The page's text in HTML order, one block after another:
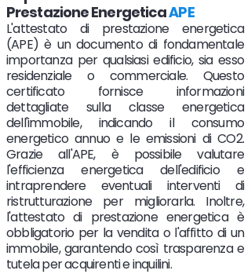
Prestazione EnergeticaAPE
L'attestato di prestazione energetica
(APE) è un documento di fondamentale
importanza per qualsiasi edificio, sia esso
residenziale o commerciale. Questo
certificato fornisce informazioni
dettagliate sulla classe energetica
dell'immobile, indicando il consumo
energetico annuo e le emissioni di CO2.
Grazie all'APE, è possibile valutare
l'efficienza energetica dell'edificio e
intraprendere eventuali interventi di
ristrutturazione per migliorarla. Inoltre,
l'attestato di prestazione energetica è
obbligatorio per la vendita o l'affitto di un
immobile, garantendo così trasparenza e
tutela per acquirenti e inquilini.